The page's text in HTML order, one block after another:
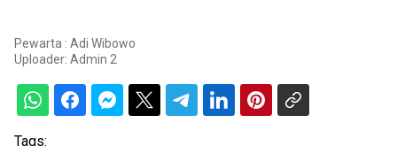
Pewarta : Adi Wibowo
Uploader: Admin 2
Tags: